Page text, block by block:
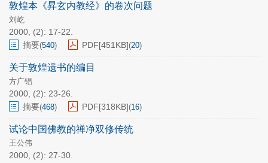
敦煌本《昇玄内教经》的卷次问题
刘屹
2000, (2): 17-22.
摘要(540) PDF[451KB](20)
关于敦煌遗书的编目
方广锠
2000, (2): 23-26.
摘要(468) PDF[318KB](16)
试论中国佛教的禅净双修传统
王公伟
2000, (2): 27-30.